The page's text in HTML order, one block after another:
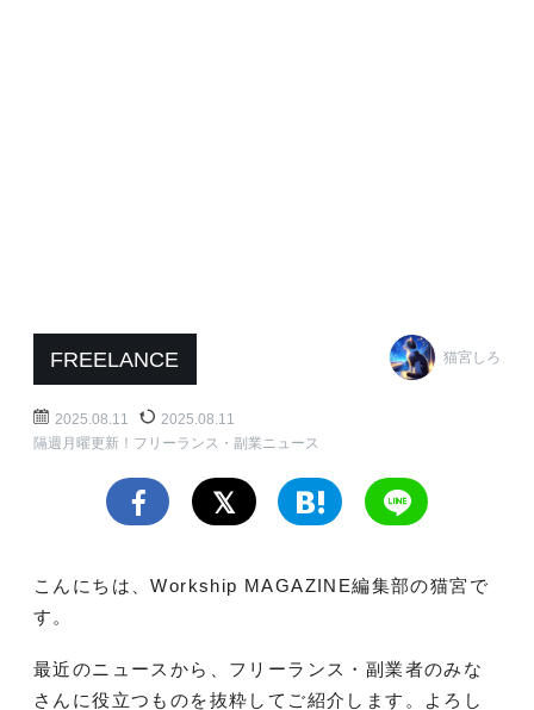
FREELANCE 猫宮しろ
2025.08.11
2025.08.11
隔週月曜更新！フリーランス・副業ニュース
こんにちは、Workship MAGAZINE編集部の猫宮で
す。
最近のニュースから、フリーランス・副業者のみな
さんに役立つものを抜粋してご紹介します。よろし